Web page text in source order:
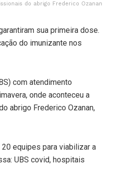
do abrigo Frederico Ozanan
sua primeira dose.
do imunizante nos
com atendimento
onde aconteceu a
abrigo Frederico Ozanan,
equipes para viabilizar a
UBS covid, hospitais